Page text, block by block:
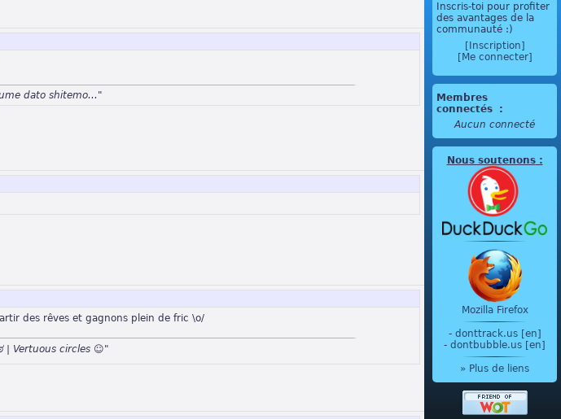
dato shitemo..."
des rêves et gagnons plein de fric \o/
| Vertuous circles ☺"
Inscris-toi pour profiter
des avantages de la
communauté :)
[Inscription]
[Me connecter]
Membres
connectés
:
Aucun connecté
Nous soutenons:
Mozilla Firefox
- donttrack.us [en]
- dontbubble.us [en]
» Plus de liens